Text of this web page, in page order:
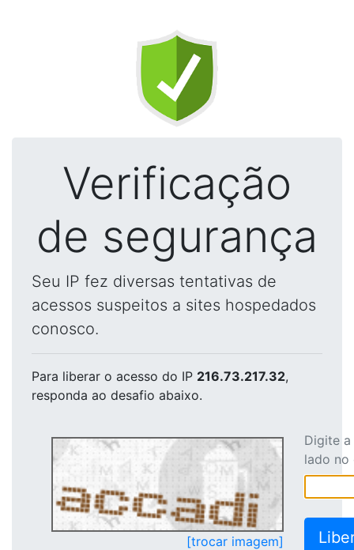
Verificação
de segurança
Seu IP fez diversas tentativas de
acessos suspeitos a sites hospedados
conosco.
Para liberar o acesso do IP 216.73.217.32,
responda ao desafio abaixo.
[trocar imagem]
Digite
lado no